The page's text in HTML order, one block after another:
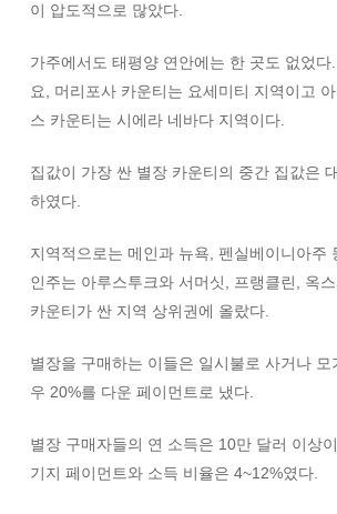
이 압도적으로 많았다.
가주에서도 태평양 연안에는 한 곳도 없었다
요, 머리포사 카운티는 요세미티 지역이고
스 카운티는 시에라 네바다 지역이다.
집값이 가장 싼 별장 카운티의 중간 집값은
하였다.
지역적으로는 메인과 뉴욕, 펜실베이니아주
인주는 아루스투크와 서머싯, 프랭클린, 옥
카운티가 싼 지역 상위권에 올랐다.
별장을 구매하는 이들은 일시불로 사거나 모
우 20%를 다운 페이먼트로 냈다.
별장 구매자들의 연 소득은 10만 달러 이상
기지 페이먼트와 소득 비율은 4~12%였다.